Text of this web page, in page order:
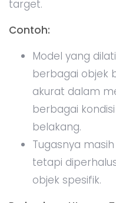
target.
Contoh:
Model yang
berbagai objek
akurat dalam
berbagai
belakang.
Tugasnya
tetapi
objek spesifik.